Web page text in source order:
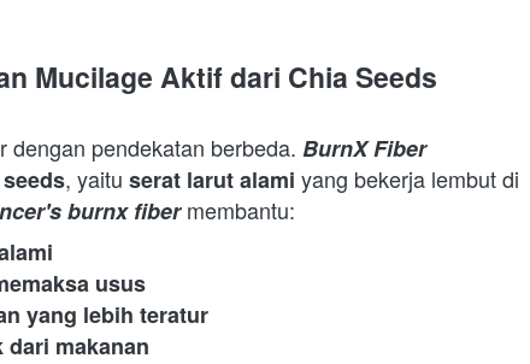
Mucilage Aktif dari Chia Seeds
dengan pendekatan berbeda. BurnX Fiber
, yaitu serat larut alami yang bekerja lembut di
burnx fiber membantu:
usus
yang lebih teratur
makanan